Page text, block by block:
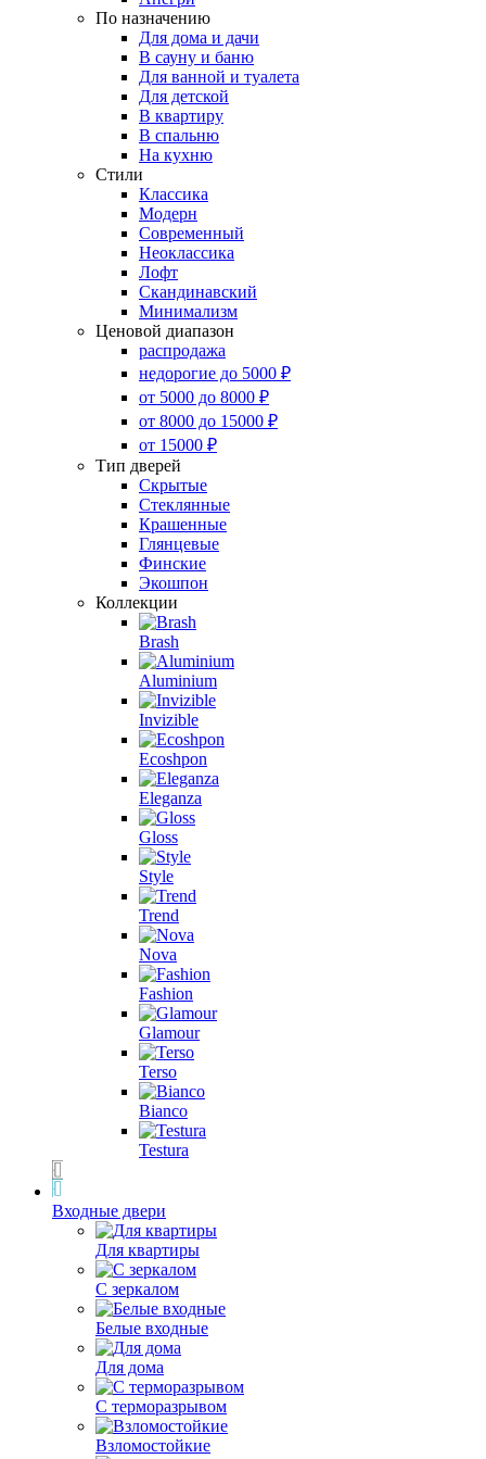
По назначению
Для дома и дачи
В сауну и баню
Для ванной и туалета
Для детской
В квартиру
В спальню
На кухню
Стили
Классика
Модерн
Современный
Неоклассика
Лофт
Скандинавский
Минимализм
Ценовой диапазон
распродажа
недорогие до 5000 ₽
от 5000 до 8000 ₽
от 8000 до 15000 ₽
от 15000 ₽
Тип дверей
Скрытые
Стеклянные
Крашенные
Глянцевые
Финские
Экошпон
Коллекции
Brash
Aluminium
Invizible
Ecoshpon
Eleganza
Gloss
Style
Trend
Nova
Fashion
Glamour
Terso
Bianco
Testura
Входные двери
Для квартиры
С зеркалом
Белые входные
Для дома
С терморазрывом
Взломостойкие